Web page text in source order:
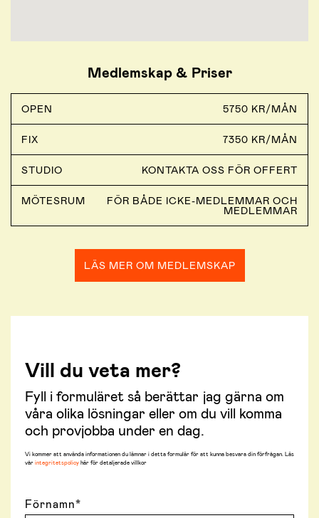
Medlemskap & Priser
OPEN 5750 KR/MÅN
FIX 7350 KR/MÅN
STUDIO KONTAKTA OSS FÖR OFFERT
MÖTESRUM FÖR BÅDE ICKE-MEDLEMMAR OCH
MEDLEMMAR
LÄS MER OM MEDLEMSKAP
Vill du veta mer?
Fyll i formuläret så berättar jag gärna om
våra olika lösningar eller om du vill komma
och provjobba under en dag.
Vi kommer att använda informationen du lämnar i detta formulär för att kunna besvara din förfrågan. Läs
vårintegritetspolicyhär för detaljerade villkor
Förnamn*